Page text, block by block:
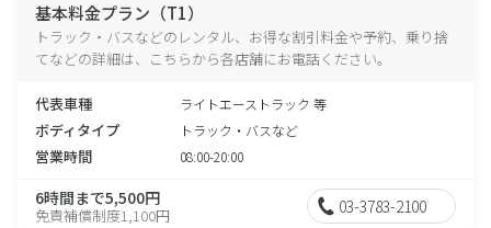
基本料金プラン（T1）
トラック・バスなどのレンタル、お得な割引料金や予約、乗り捨
てなどの詳細は、こちらから各店舗にお電話ください。
代表車種 ライトエーストラック 等
ボディタイプ トラック・バスなど
営業時間 08:00-20:00
6時間まで5,500円
免責補償制度1,100円 03-3783-2100